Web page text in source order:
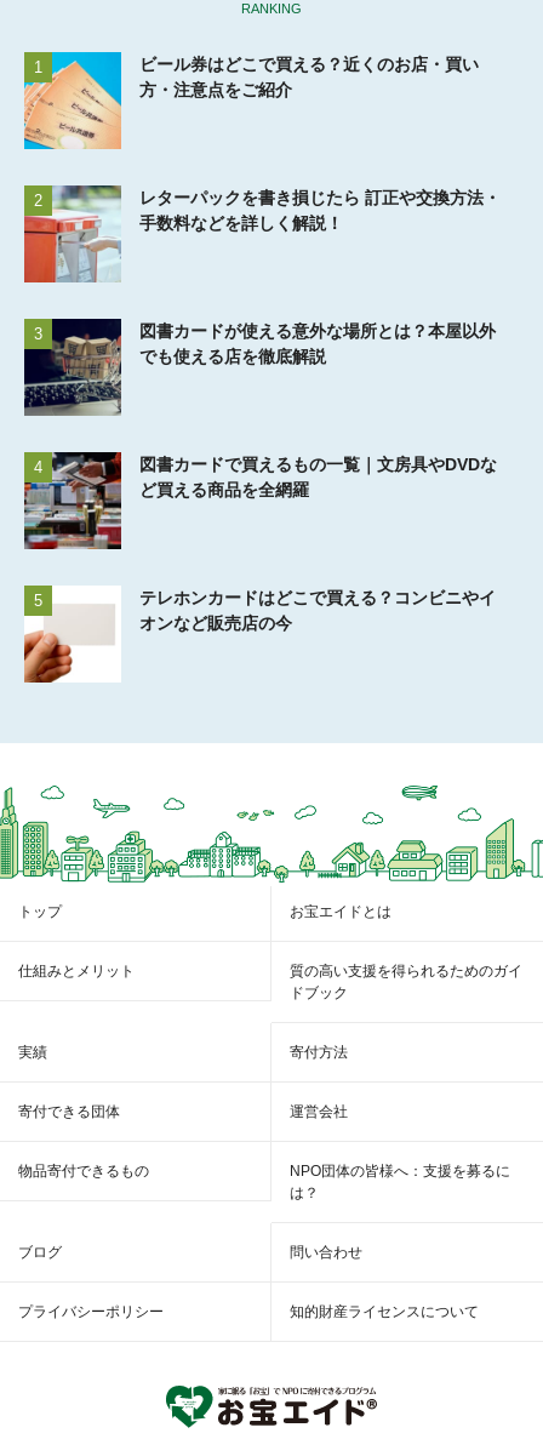
RANKING
1
ビール券はどこで買える？近くのお店・買い
方・注意点をご紹介
2
レターパックを書き損じたら 訂正や交換方法・
手数料などを詳しく解説！
3
図書カードが使える意外な場所とは？本屋以外
でも使える店を徹底解説
4
図書カードで買えるもの一覧｜文房具やDVDな
ど買える商品を全網羅
5
テレホンカードはどこで買える？コンビニやイ
オンなど販売店の今
トップ お宝エイドとは
仕組みとメリット
質の高い支援を得られるためのガイ
ドブック
実績 寄付方法
寄付できる団体 運営会社
物品寄付できるもの
NPO団体の皆様へ：支援を募るに
は？
ブログ 問い合わせ
プライバシーポリシー 知的財産ライセンスについて